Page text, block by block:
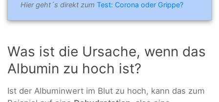
Hier geht´s direkt zum Test: Corona oder Grippe?
Was ist die Ursache, wenn das
Albumin zu hoch ist?
Ist der Albuminwert im Blut zu hoch, kann das zum